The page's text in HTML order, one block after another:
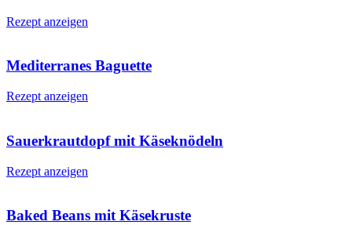
Rezept anzeigen
Mediterranes Baguette
Rezept anzeigen
Sauerkrautdopf mit Käseknödeln
Rezept anzeigen
Baked Beans mit Käsekruste